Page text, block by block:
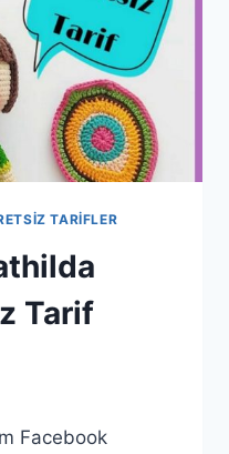
TARIFLER
Tarif
Facebook